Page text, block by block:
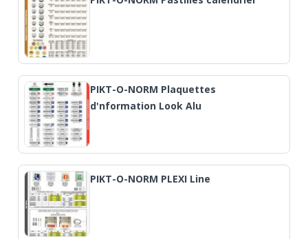
PIKT-O-NORM Plaquettes
d'nformation Look Alu
PIKT-O-NORM PLEXI Line